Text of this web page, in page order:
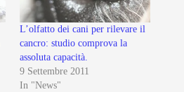
L’olfatto dei cani per rilevare il
cancro: studio comprova la
assoluta capacità.
9 Settembre 2011
In "News"